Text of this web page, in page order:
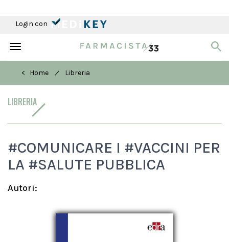
Login con
Toggle
< Home
/ Libreria
LIBRERIA
#COMUNICARE I #VACCINI PER
LA #SALUTE PUBBLICA
Autori: